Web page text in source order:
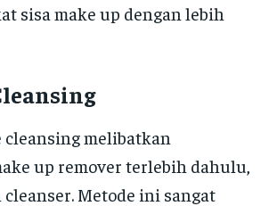
sisa make up dengan lebih
cleansing melibatkan
up remover terlebih dahulu,
Metode ini sangat